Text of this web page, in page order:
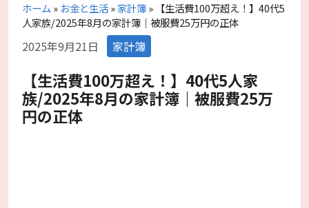
ホーム» お金と生活»家計簿» 【生活費100万超え！】40代5
人家族/2025年8月の家計簿｜被服費25万円の正体
2025年9月21日 カ
テ
ゴ
リ
ー
家計簿
【生活費100万超え！】40代5人家
族/2025年8月の家計簿｜被服費25万
円の正体